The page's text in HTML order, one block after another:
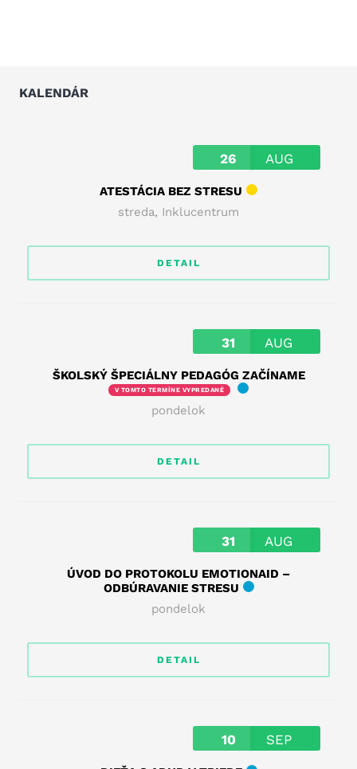
KALENDÁR
26 AUG
ATESTÁCIA BEZ STRESU
streda, Inklucentrum
DETAIL
31 AUG
ŠKOLSKÝ ŠPECIÁLNY PEDAGÓG ZAČÍNAME
V TOMTO TERMÍNE VYPREDANÉ
pondelok
DETAIL
31 AUG
ÚVOD DO PROTOKOLU EMOTIONAID –
ODBÚRAVANIE STRESU
pondelok
DETAIL
10 SEP